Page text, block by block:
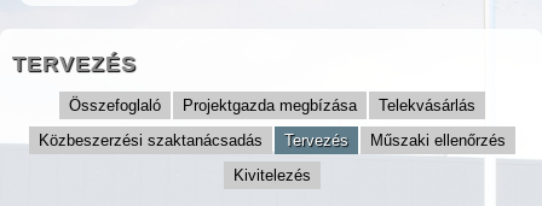
TERVEZÉS
Összefoglaló Projektgazda megbízása
Telekvásárlás
Közbeszerzési szaktanácsadás
Tervezés
Műszaki ellenőrzés
Kivitelezés